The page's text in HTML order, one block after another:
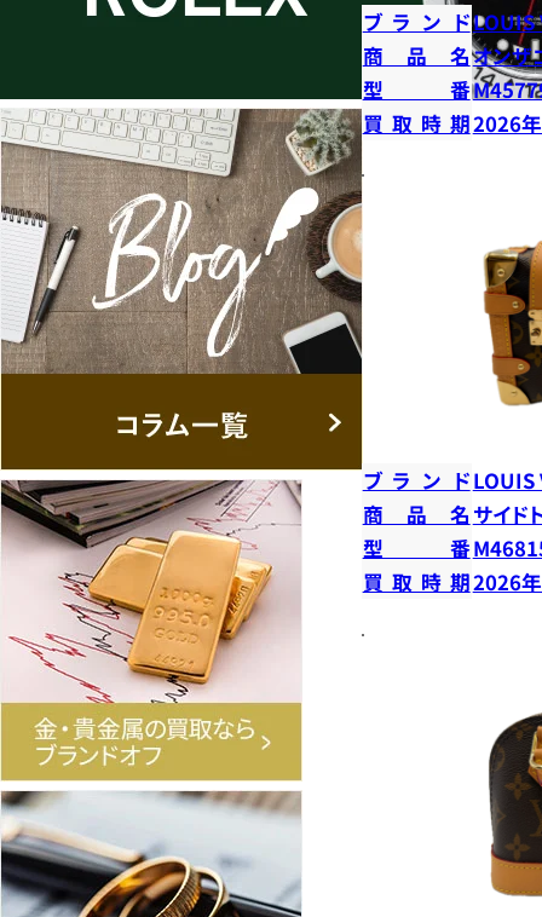
ブランドLOUIS
商品名オンザ
型番
買取時期2026
ブランドLOUIS
商品名 サイド
型番
買取時期2026